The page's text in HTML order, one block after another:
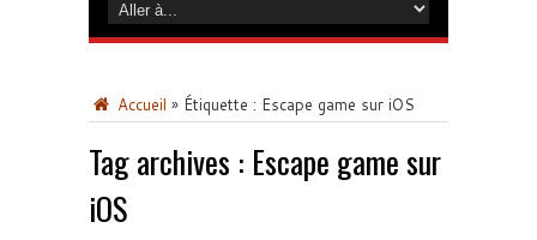
Accueil » Étiquette : Escape game sur iOS
Tag archives : Escape game sur
iOS